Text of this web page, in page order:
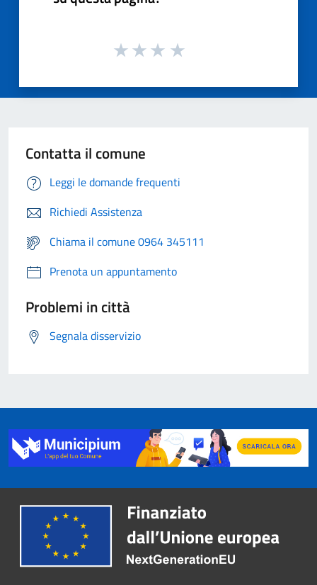
Contatta il comune
Leggi le domande frequenti
Richiedi Assistenza
Chiama il comune 0964 345111
Prenota un appuntamento
Problemi in città
Segnala disservizio